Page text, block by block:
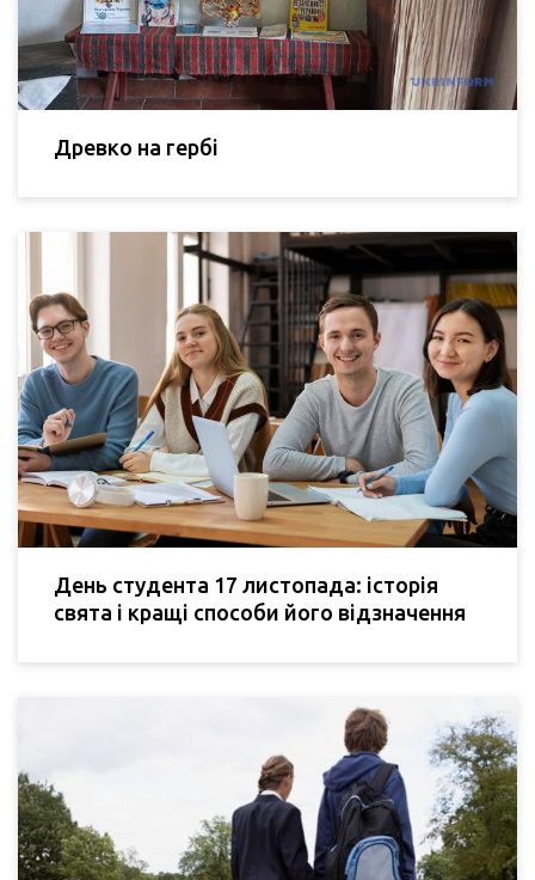
Древко на гербі
День студента 17 листопада: історія
свята і кращі способи його відзначення